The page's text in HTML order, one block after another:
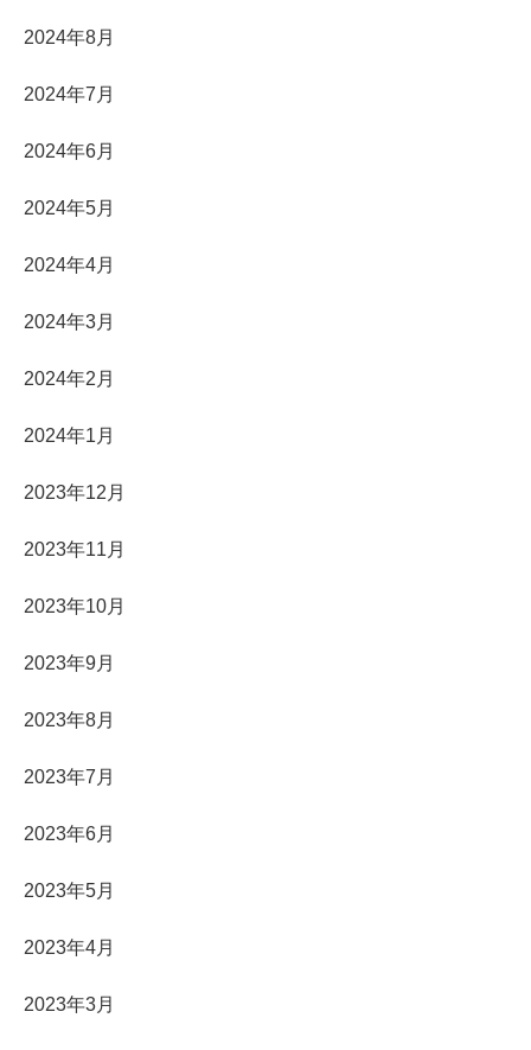
2024年8月
2024年7月
2024年6月
2024年5月
2024年4月
2024年3月
2024年2月
2024年1月
2023年12月
2023年11月
2023年10月
2023年9月
2023年8月
2023年7月
2023年6月
2023年5月
2023年4月
2023年3月